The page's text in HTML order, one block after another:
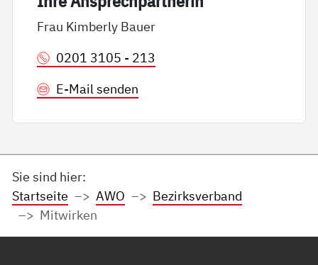
Frau Kimberly Bauer
0201 3105 - 213
E-Mail senden
Sie sind hier:
Startseite
AWO
Bezirksverband
Mitwirken